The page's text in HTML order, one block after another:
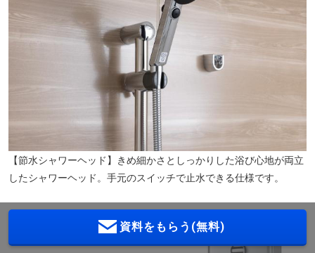
【節水シャワーヘッド】きめ細かさとしっかりした浴び心地が両立
したシャワーヘッド。手元のスイッチで止水できる仕様です。
資料をもらう(無料)